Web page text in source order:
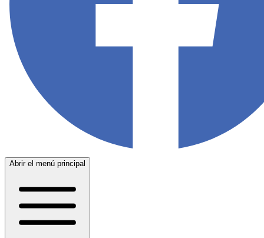
Abrir el menú principal